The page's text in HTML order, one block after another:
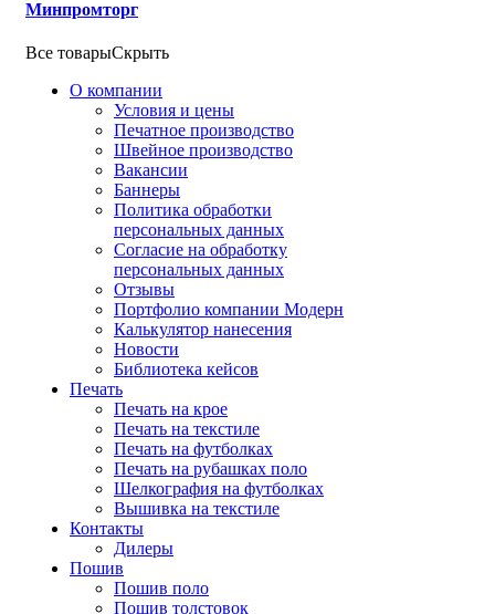
Минпромторг
Все товарыСкрыть
О компании
Условия и цены
Печатное производство
Швейное производство
Вакансии
Баннеры
Политика обработки
персональных данных
Согласие на обработку
персональных данных
Отзывы
Портфолио компании Модерн
Калькулятор нанесения
Новости
Библиотека кейсов
Печать
Печать на крое
Печать на текстиле
Печать на футболках
Печать на рубашках поло
Шелкография на футболках
Вышивка на текстиле
Контакты
Дилеры
Пошив
Пошив поло
Пошив толстовок